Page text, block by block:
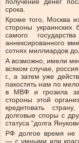
получение денег
срока.
Кроме того, Москва
стороны украинских
самого
аннексированного
сотнях миллиардов
А возможно, имели
всяком случае,
г., а затем уже
пакостить нам по
в МВФ и грозила
стороны этой
кредитовать
долговые споры с
статуса “долга
РФ долгое время не
— с умными или